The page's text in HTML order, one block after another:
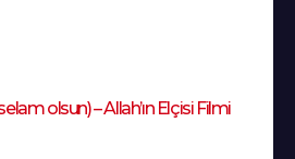
olsun) – Allah’ın Elçisi Filmi